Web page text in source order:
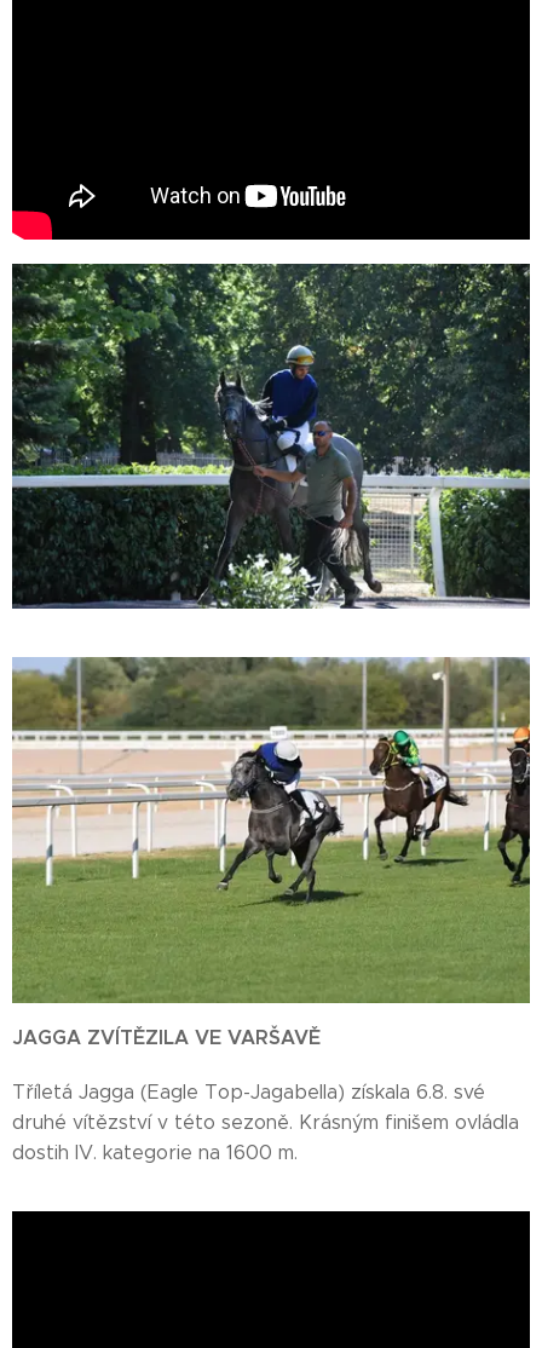
JAGGA ZVÍTĚZILA VE VARŠAVĚ
Tříletá Jagga (Eagle Top-Jagabella) získala 6.8. své
druhé vítězství v této sezoně. Krásným finišem ovládla
dostih IV. kategorie na 1600 m.